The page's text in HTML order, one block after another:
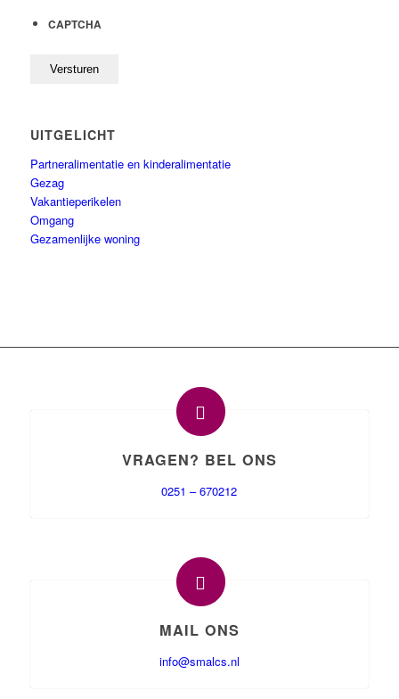
CAPTCHA
UITGELICHT
Partneralimentatie en kinderalimentatie
Gezag
Vakantieperikelen
Omgang
Gezamenlijke woning
VRAGEN? BEL ONS
0251 – 670212
MAIL ONS
info@smalcs.nl